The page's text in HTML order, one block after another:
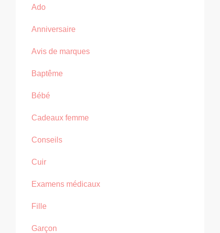
Ado
Anniversaire
Avis de marques
Baptême
Bébé
Cadeaux femme
Conseils
Cuir
Examens médicaux
Fille
Garçon